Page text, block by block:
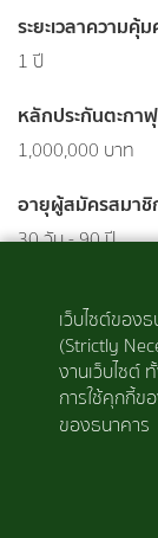
ระยะเวลาความคุ้
1 ปี
หลักประกันตะกา
1,000,000 บาท
อายุผู้สมัครสมาชิ
30 วัน - 90 ปี
เงินครบกำหนด
เว็บไซต์ของ
(Strictly
งานเว็บไซต์
การใช้คุกกี้ข
ของธนาคาร